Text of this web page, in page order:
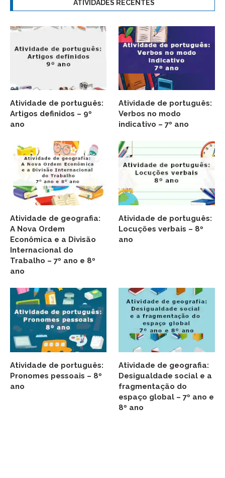
ATIVIDADES RECENTES
Atividade de português:
Artigos definidos – 9º
ano
Atividade de português:
Verbos no modo
indicativo – 7º ano
Atividade de geografia:
A Nova Ordem
Econômica e a Divisão
Internacional do
Trabalho – 7º ano e 8º
ano
Atividade de português:
Locuções verbais – 8º
ano
Atividade de português:
Pronomes pessoais – 8º
ano
Atividade de geografia:
Desigualdade social e a
fragmentação do
espaço global – 7º ano e
8º ano